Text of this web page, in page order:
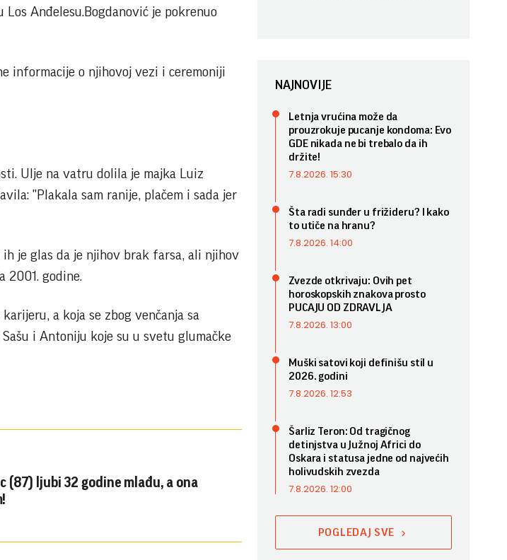
Anđelesu.Bogdanović je pokrenuo
informacije o njihovoj vezi i ceremoniji
Ulje na vatru dolila je majka Luiz
"Plakala sam ranije, plačem i sada jer
je glas da je njihov brak farsa, ali njihov
2001. godine.
a koja se zbog venčanja sa
i Antoniju koje su u svetu glumačke
(87) ljubi 32 godine mlađu, a ona
NAJNOVIJE
Letnja vrućina može da
prouzrokuje pucanje kondoma: Evo
GDE nikada ne bi trebalo da ih
držite!
7.8.2026. 15:30
Šta radi sunđer u frižideru? I kako
to utiče na hranu?
7.8.2026. 14:00
Zvezde otkrivaju: Ovih pet
horoskopskih znakova prosto
PUCAJU OD ZDRAVLJA
7.8.2026. 13:00
Muški satovi koji definišu stil u
2026. godini
7.8.2026. 12:53
Šarliz Teron: Od tragičnog
detinjstva u Južnoj Africi do
Oskara i statusa jedne od najvećih
holivudskih zvezda
7.8.2026. 12:00
POGLEDAJ SVE